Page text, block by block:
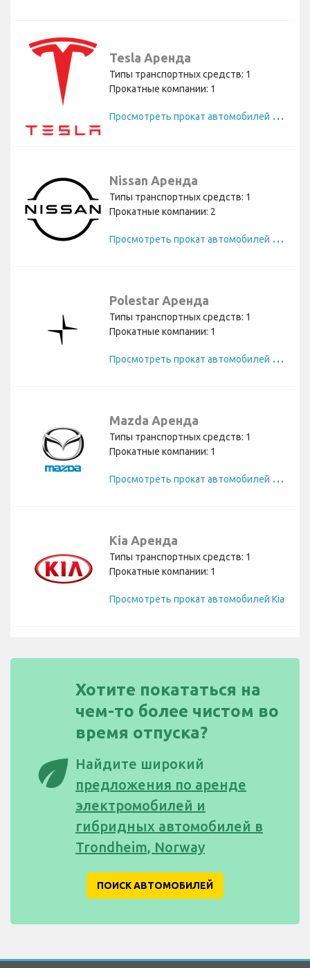
Tesla Аренда
Типы транспортных средств: 1
Прокатные компании: 1
П
росмотреть прокат автомобилей Tesla
Nissan Аренда
Типы транспортных средств: 1
Прокатные компании: 2
П
росмотреть прокат автомобилей Nissan
Polestar Аренда
Типы транспортных средств: 1
Прокатные компании: 1
П
росмотреть прокат автомобилей Polestar
Mazda Аренда
Типы транспортных средств: 1
Прокатные компании: 1
П
росмотреть прокат автомобилей Mazda
Kia Аренда
Типы транспортных средств: 1
Прокатные компании: 1
Просмотреть прокат автомобилей Kia
eco
Хотите покататься на
чем-то более чистом во
время отпуска?
Найдите широкий
предложения по аренде
электромобилей и
гибридных автомобилей в
Trondheim, Norway
ПОИСК АВТОМОБИЛЕЙ